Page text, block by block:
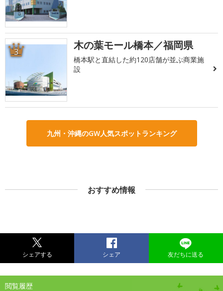
3 木の葉モール橋本／福岡県
橋本駅と直結した約120店舗が並ぶ商業施
設
九州・沖縄のGW人気スポットランキング
おすすめ情報
シェアする シェア 友だちに送る
閲覧履歴